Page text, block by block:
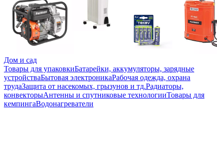
Дом и сад
Товары для упаковкиБатарейки, аккумуляторы, зарядные
устройстваБытовая электроникаРабочая одежда, охрана
трудаЗащита от насекомых, грызунов и тд.Радиаторы,
конвекторыАнтенны и спутниковые технологииТовары для
кемпингаВодонагреватели